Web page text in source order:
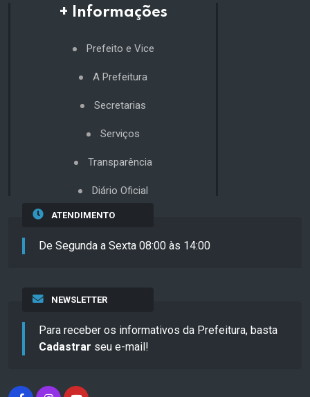
+ Informações
Prefeito e Vice
A Prefeitura
Secretarias
Serviços
Transparência
Diário Oficial
ATENDIMENTO
De Segunda a Sexta 08:00 às 14:00
NEWSLETTER
Para receber os informativos da Prefeitura, basta
Cadastrar seu e-mail!